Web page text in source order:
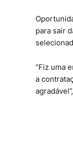
para sair
“Fiz uma
a